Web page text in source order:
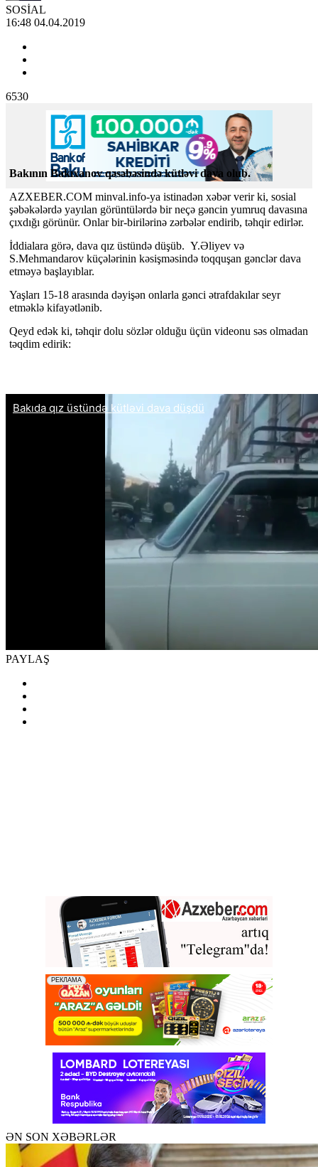
SOSİAL
16:48 04.04.2019
6530
Bakının Bakıxanov qəsəbəsində kütləvi dava olub.
AZXEBER.COM minval.info-ya istinadən xəbər verir ki, sosial
şəbəkələrdə yayılan görüntülərdə bir neçə gəncin yumruq davasına
çıxdığı görünür. Onlar bir-birilərinə zərbələr endirib, təhqir edirlər.
İddialara görə, dava qız üstündə düşüb. Y.Əliyev və
S.Mehmandarov küçələrinin kəsişməsində toqquşan gənclər dava
etməyə başlayıblar.
Yaşları 15-18 arasında dəyişən onlarla gənci ətrafdakılar seyr
etməklə kifayətlənib.
Qeyd edək ki, təhqir dolu sözlər olduğu üçün videonu səs olmadan
təqdim edirik:
PAYLAŞ
ƏN SON XƏBƏRLƏR